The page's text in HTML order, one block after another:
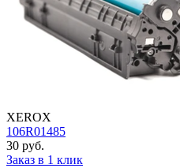
XEROX
106R01485
30 руб.
Заказ в 1 клик